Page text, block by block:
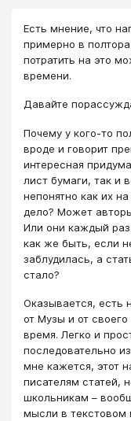
Есть мнение, что
примерно в
потратить на это
времени.
Давайте
Почему у кого-то
вроде и говорит
интересная
лист бумаги, так и
непонятно как их
дело? Может
Или они каждый
как же быть, если
заблудилась, а
стало?
Оказывается, есть
от Музы и от
время. Легко и
последовательно
мне кажется, этот
писателям статей,
школьникам –
мысли в текстовом